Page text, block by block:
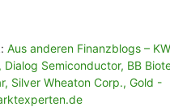
Aus anderen Finanzblogs –
Dialog Semiconductor, BB
Silver Wheaton Corp., Gold -